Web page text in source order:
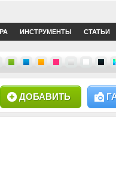
ИНСТРУМЕНТЫ СТАТЬИ
ДОБАВИТЬ